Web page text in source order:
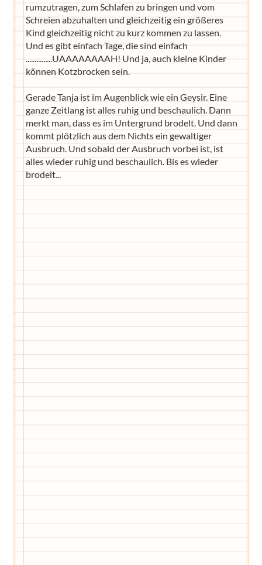
rumzutragen, zum Schlafen zu bringen und vom
Schreien abzuhalten und gleichzeitig ein größeres
Kind gleichzeitig nicht zu kurz kommen zu lassen.
Und es gibt einfach Tage, die sind einfach
...............UAAAAAAAAH! Und ja, auch kleine Kinder
können Kotzbrocken sein.
Gerade Tanja ist im Augenblick wie ein Geysir. Eine
ganze Zeitlang ist alles ruhig und beschaulich. Dann
merkt man, dass es im Untergrund brodelt. Und dann
kommt plötzlich aus dem Nichts ein gewaltiger
Ausbruch. Und sobald der Ausbruch vorbei ist, ist
alles wieder ruhig und beschaulich. Bis es wieder
brodelt...